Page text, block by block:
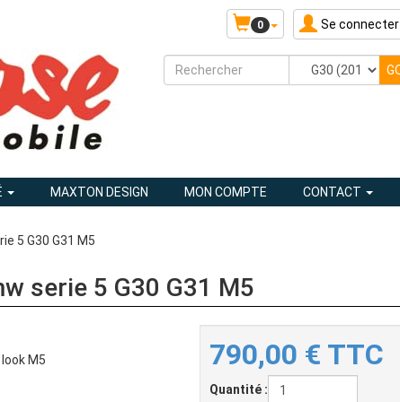
Se connecter
0
MAXTON DESIGN MON COMPTE CONTACT
5 G30 G31 M5
serie 5 G30 G31 M5
790,00 € TTC
Quantité :
M5